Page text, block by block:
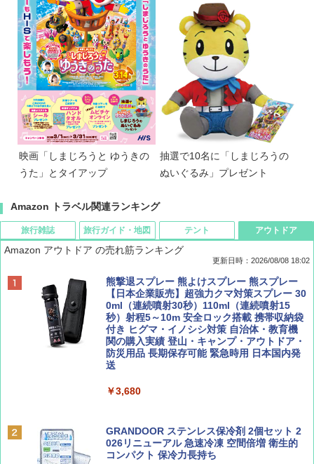
映画「しまじろうと ゆうきの
うた」とタイアップ
抽選で10名に「しまじろうの
ぬいぐるみ」プレゼント
Amazon トラベル関連ランキング
旅行雑誌
BE-PAL(ビ-パル) 2026年 9 月号【特別付録:
SOTO ミニマル"旅"財布 ランダム2種】
￥1,500
ディズニーファン ２０２６年 ９月号 [雑
山と溪谷 2026年8月号「南アルプス大全」
旅行ガイド・地図
D40 地球の歩き方 チェンマイ タイ北部の魅
力的な町 2026～2027 地球の歩き方D アジア
￥2,079
地球の歩き方 スター・ウォーズ
￥2,695
A09 地球の歩き方 イタリア 2026～2027 地
テント
[キャンパーズコレクション 山善] ポップアッ
プテント 傘みたいに広げて畳める パッとサ
ッとサンシェード キューブ フルクローズ メ
ッシュ 簡単設置 ワンタッチテント キャンプ
&ハイキング カーキ PATC-150(KH)
￥6,830
PYKES PEAK (パイクスピーク) 着替えテン
ーチ ピクニック ポップアップテント 携帯 簡
易 トイレテント (グレー)
アウトドア
Amazon アウトドア の売れ筋ランキング
更新日時：2026/08/08 18:02
熊撃退スプレー 熊よけスプレー 熊スプレー
【日本企業販売】超強力クマ対策スプレー 30
0ml（連続噴射30秒）110ml（連続噴射15
秒）射程5～10m 安全ロック搭載 携帯収納袋
付き ヒグマ・イノシシ対策 自治体・教育機
関の購入実績 登山・キャンプ・アウトドア・
防災用品 長期保存可能 緊急時用 日本国内発
送
￥3,680
GRANDOOR ステンレス保冷剤 2個セット 2
026リニューアル 急速冷凍 空間倍増 衛生的
コンパクト 保冷力長持ち